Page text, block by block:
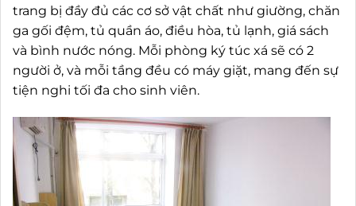
trang bị đầy đủ các cơ sở vật chất như giường, chăn
ga gối đệm, tủ quần áo, điều hòa, tủ lạnh, giá sách
và bình nước nóng. Mỗi phòng ký túc xá sẽ có 2
người ở, và mỗi tầng đều có máy giặt, mang đến sự
tiện nghi tối đa cho sinh viên.